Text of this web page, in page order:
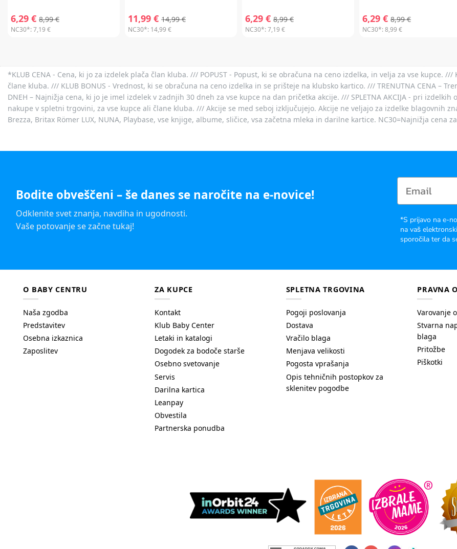
6,29 € 8,99 €
NC30*:7,19 €
11,99 € 14,99 €
NC30*: 14,99 €
6,29 € 8,99 €
NC30*:7,19 €
6,29 € 8,99 €
NC30*:8,99 €
*KLUB CENA - Cena, ki jo za izdelek plača član kluba. /// POPUST - Popust, ki se obračuna na ceno izdelka, in velja za vse kupce.
člane kluba. /// KLUB BONUS - Vrednost, ki se obračuna na ceno izdelka in se prišteje na klubsko kartico. /// TRENUTNA CENA –
DNEH – Najnižja cena, ki jo je imel izdelek v zadnjih 30 dneh za vse kupce na dan pričetka akcije. /// SPLETNA AKCIJA - pri
nakupe v spletni trgovini, za vse kupce ali člane kluba. /// Akcije se med seboj izključujejo. Akcije ne veljajo za izdelke blagovnih
Brezza, Britax Römer LUX, NUNA, Playbase, vse knjige, albume, sličice, vsa začetna mleka in darilne kartice. NC30=Najnižja cena
Bodite obveščeni – še danes se naročite na e-novice!
Odklenite svet znanja, navdiha in ugodnosti.
Vaše potovanje se začne tukaj!
*S prijavo na e-
na vaš
sporočila ter da
O BABY CENTRU
Naša zgodba
Predstavitev
Osebna izkaznica
Zaposlitev
ZA KUPCE
Kontakt
Klub Baby Center
Letaki in katalogi
Dogodek za bodoče starše
Osebno svetovanje
Servis
Darilna kartica
Leanpay
Obvestila
Partnerska ponudba
SPLETNA TRGOVINA
Pogoji poslovanja
Dostava
Vračilo blaga
Menjava velikosti
Pogosta vprašanja
Opis tehničnih postopkov za
sklenitev pogodbe
PRAVNA
Varovanje
Stvarna
blaga
Pritožbe
Piškotki